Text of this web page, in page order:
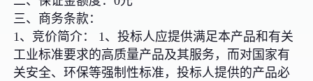
三、商务条款：
1、竞价简介： 1、投标人应提供满足本产品和有关
工业标准要求的高质量产品及其服务，而对国家有
关安全、环保等强制性标准，投标人提供的产品必